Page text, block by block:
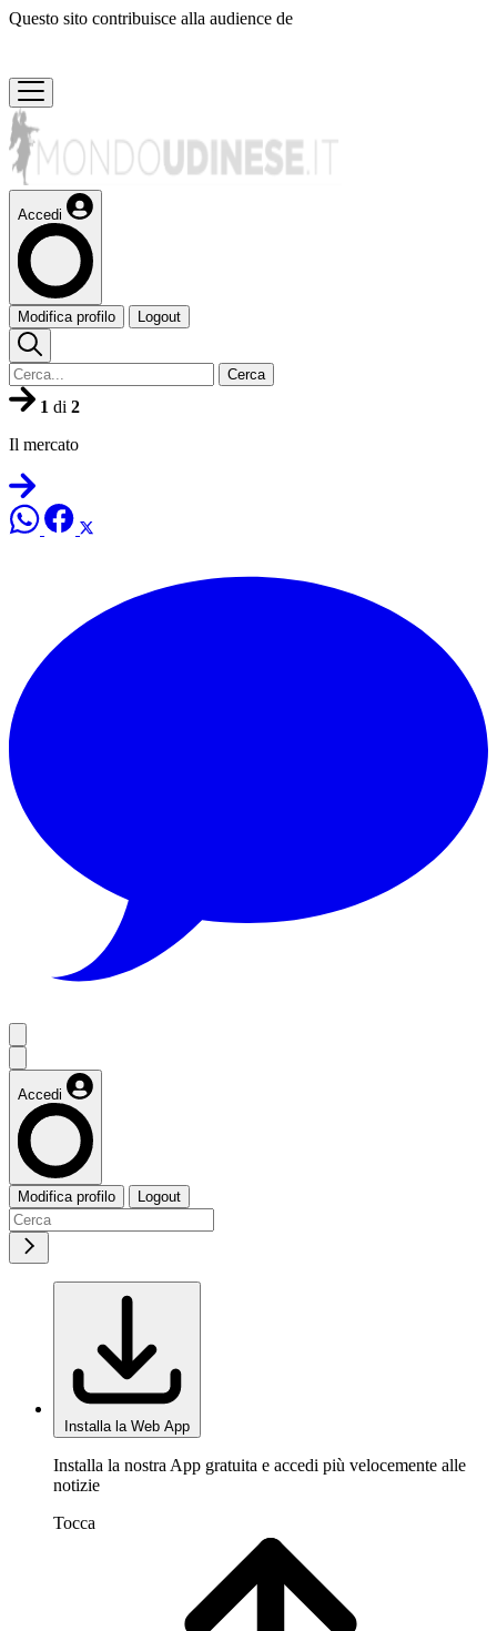
Questo sito contribuisce alla audience de
Accedi
Modifica profilo Logout
Cerca
1 di 2
Il mercato
Accedi
Modifica profilo Logout
Installa la Web App
Installa la nostra App gratuita e accedi più velocemente alle
notizie
Tocca